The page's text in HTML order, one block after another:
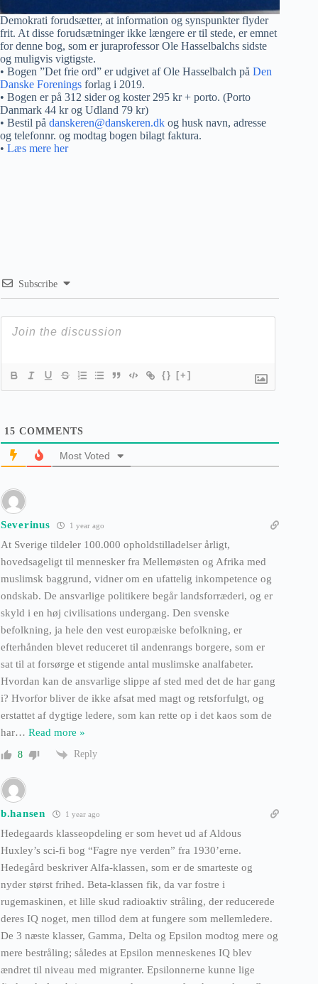
Demokrati forudsætter, at information og synspunkter flyder
frit. At disse forudsætninger ikke længere er til stede, er emnet
for denne bog, som er juraprofessor Ole Hasselbalchs sidste
og muligvis vigtigste.
• Bogen ”Det frie ord” er udgivet af Ole Hasselbalch på Den
Danske Forenings forlag i 2019.
• Bogen er på 312 sider og koster 295 kr + porto. (Porto
Danmark 44 kr og Udland 79 kr)
• Bestil på danskeren@danskeren.dk og husk navn, adresse
og telefonnr. og modtag bogen bilagt faktura.
• Læs mere her
Subscribe
{} [+]
15 COMMENTS
Most Voted
Severinus 1 year ago
At Sverige tildeler 100.000 opholdstilladelser årligt,
hovedsageligt til mennesker fra Mellemøsten og Afrika med
muslimsk baggrund, vidner om en ufattelig inkompetence og
ondskab. De ansvarlige politikere begår landsforræderi, og er
skyld i en høj civilisations undergang. Den svenske
befolkning, ja hele den vest europæiske befolkning, er
efterhånden blevet reduceret til andenrangs borgere, som er
sat til at forsørge et stigende antal muslimske analfabeter.
Hvordan kan de ansvarlige slippe af sted med det de har gang
i? Hvorfor bliver de ikke afsat med magt og retsforfulgt, og
erstattet af dygtige ledere, som kan rette op i det kaos som de
har… Read more »
8 Reply
b.hansen 1 year ago
Hedegaards klasseopdeling er som hevet ud af Aldous
Huxley’s sci-fi bog “Fagre nye verden” fra 1930’erne.
Hedegård beskriver Alfa-klassen, som er de smarteste og
nyder størst frihed. Beta-klassen fik, da var fostre i
rugemaskinen, et lille skud radioaktiv stråling, der reducerede
deres IQ noget, men tillod dem at fungere som mellemledere.
De 3 næste klasser, Gamma, Delta og Epsilon modtog mere og
mere bestråling; således at Epsilon menneskenes IQ blev
ændret til niveau med migranter. Epsilonnerne kunne lige